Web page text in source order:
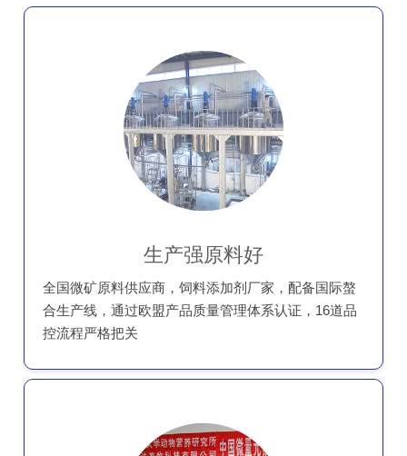
生产强原料好
全国微矿原料供应商，饲料添加剂厂家，配备国际螯
合生产线，通过欧盟产品质量管理体系认证，16道品
控流程严格把关